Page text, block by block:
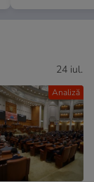
Analiză
24 iul.